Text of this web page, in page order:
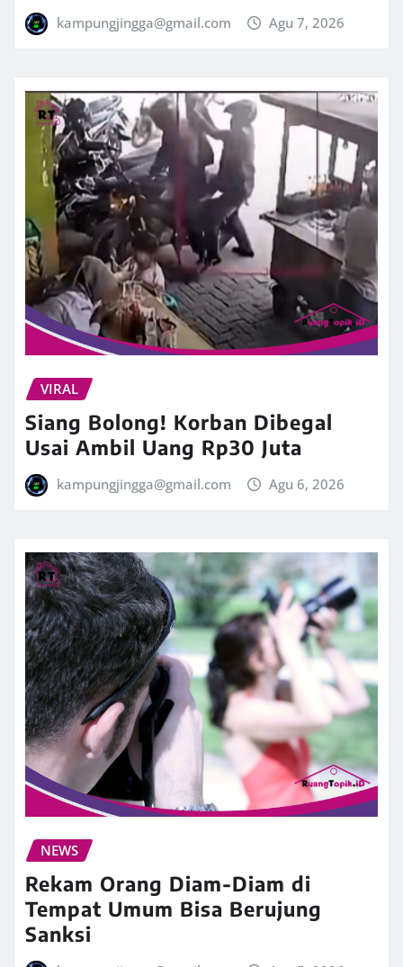
kampungjingga@gmail.com Agu 7, 2026
VIRAL
Siang Bolong! Korban Dibegal
Usai Ambil Uang Rp30 Juta
kampungjingga@gmail.com Agu 6, 2026
NEWS
Rekam Orang Diam-Diam di
Tempat Umum Bisa Berujung
Sanksi